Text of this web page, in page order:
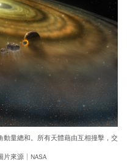
量總和。所有天體藉由互相撞擊，交
片來源│NASA